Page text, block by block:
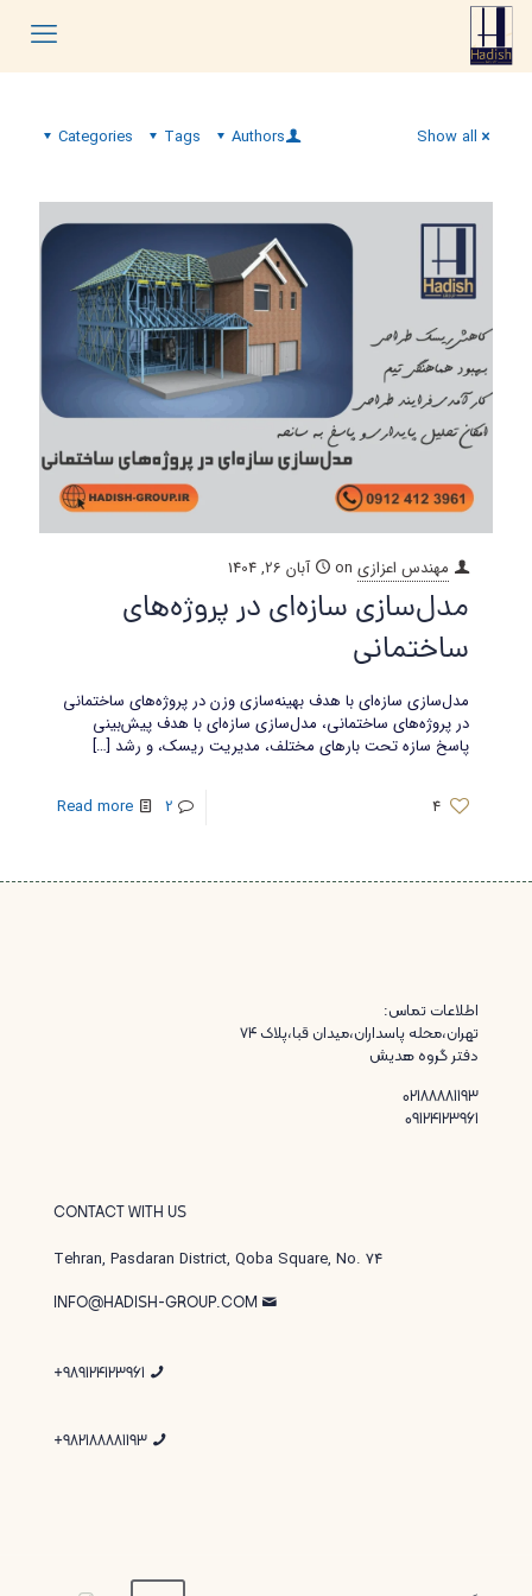
Categories Tags Authors Show all
مهندس اعزازی on آبان 26, 1404
مدل‌سازی سازه‌ای در پروژه‌های
ساختمانی
مدل‌سازی سازه‌ای با هدف بهینه‌سازی وزن در پروژه‌های ساختمانی
در پروژه‌های ساختمانی، مدل‌سازی سازه‌ای با هدف پیش‌بینی
پاسخ سازه تحت بارهای مختلف، مدیریت ریسک، و رشد […]
4
2
Read more
اطلاعات تماس:
تهران،محله پاسداران،میدان قبا،پلاک ۷۴
دفتر گروه هدیش
02188881193
09124123961
CONTACT WITH US
Tehran, Pasdaran District, Qoba Square, No. 74